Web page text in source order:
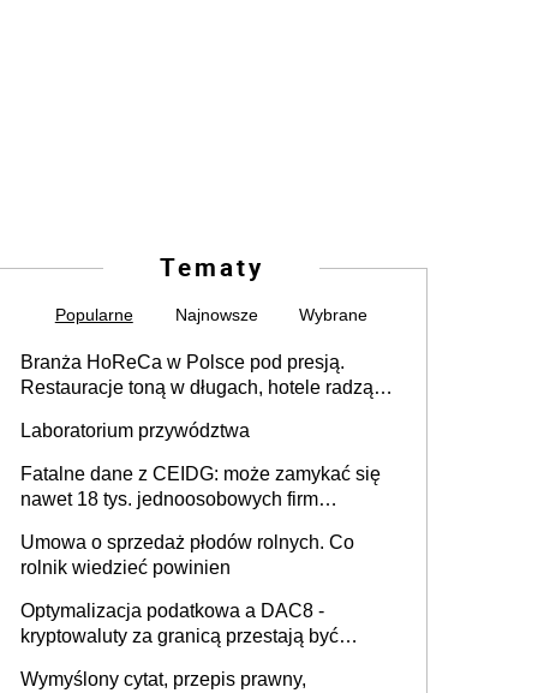
Tematy
Popularne Najnowsze Wybrane
Branża HoReCa w Polsce pod presją.
Restauracje toną w długach, hotele radzą
Laboratorium przywództwa
Fatalne dane z CEIDG: może zamykać się
nawet 18 tys. jednoosobowych firm
Umowa o sprzedaż płodów rolnych. Co
rolnik wiedzieć powinien
Optymalizacja podatkowa a DAC8 -
kryptowaluty za granicą przestają być
Wymyślony cytat, przepis prawny,